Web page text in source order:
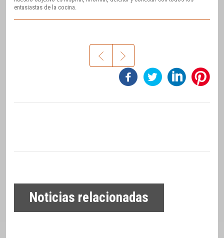
entusiastas de la cocina.
Noticias relacionadas